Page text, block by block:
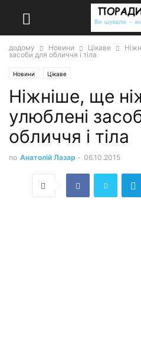
додому Новини Цікаве
засоби для обличчя і тіла
Новини Цікаве
Ніжніше, ще
улюблені
обличчя і тіла
по Анатолій Лазар - 06.10.2015